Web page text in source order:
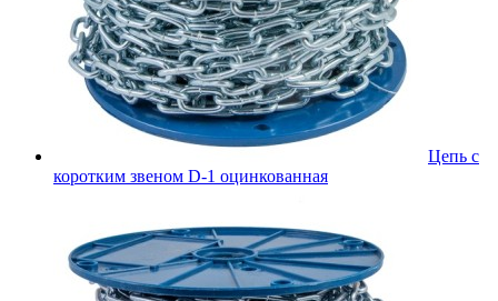
Цепь с
коротким звеном D-1 оцинкованная